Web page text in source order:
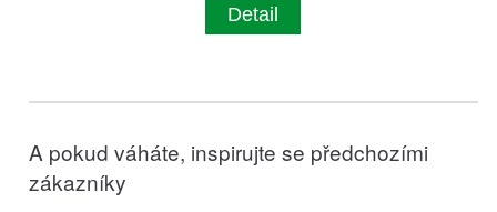
Detail
A pokud váháte, inspirujte se předchozími
zákazníky